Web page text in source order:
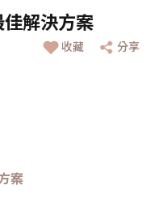
解決方案
收藏 分享
案